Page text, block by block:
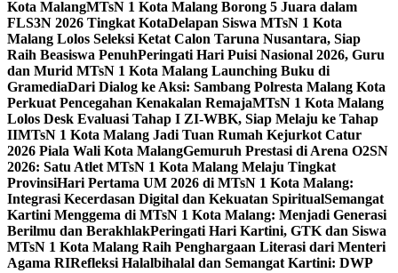
Kota MalangMTsN 1 Kota Malang Borong 5 Juara dalam
FLS3N 2026 Tingkat KotaDelapan Siswa MTsN 1 Kota
Malang Lolos Seleksi Ketat Calon Taruna Nusantara, Siap
Raih Beasiswa PenuhPeringati Hari Puisi Nasional 2026, Guru
dan Murid MTsN 1 Kota Malang Launching Buku di
GramediaDari Dialog ke Aksi: Sambang Polresta Malang Kota
Perkuat Pencegahan Kenakalan RemajaMTsN 1 Kota Malang
Lolos Desk Evaluasi Tahap I ZI-WBK, Siap Melaju ke Tahap
IIMTsN 1 Kota Malang Jadi Tuan Rumah Kejurkot Catur
2026 Piala Wali Kota MalangGemuruh Prestasi di Arena O2SN
2026: Satu Atlet MTsN 1 Kota Malang Melaju Tingkat
ProvinsiHari Pertama UM 2026 di MTsN 1 Kota Malang:
Integrasi Kecerdasan Digital dan Kekuatan SpiritualSemangat
Kartini Menggema di MTsN 1 Kota Malang: Menjadi Generasi
Berilmu dan BerakhlakPeringati Hari Kartini, GTK dan Siswa
MTsN 1 Kota Malang Raih Penghargaan Literasi dari Menteri
Agama RIRefleksi Halalbihalal dan Semangat Kartini: DWP